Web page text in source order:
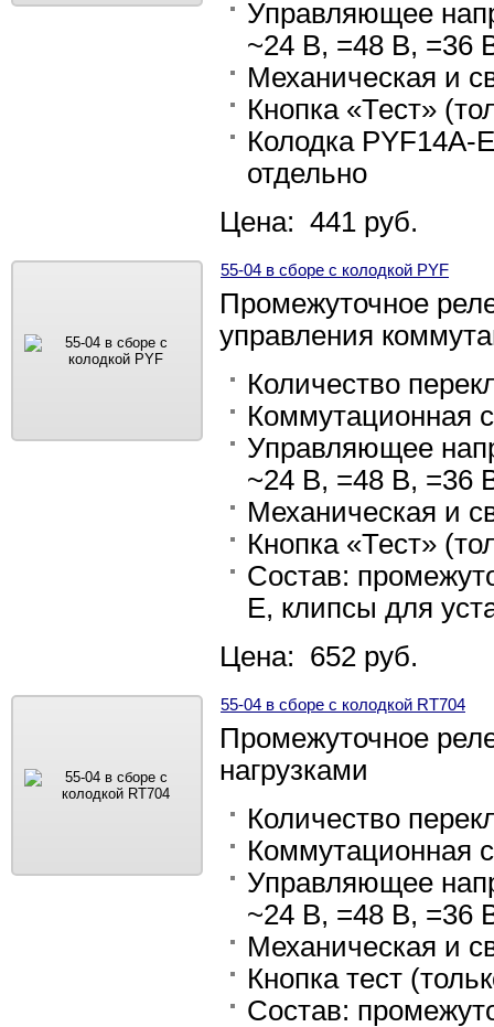
Управляющее
~24 В, =48 В, =36
Механическая и
Кнопка «Тест»
Колодка PYF14A-
отдельно
Цена: 441 руб.
55-04 в сборе с колодкой PYF
Промежуточное
управления
Количество
Коммутационная
Управляющее
~24 В, =48 В, =36
Механическая и
Кнопка «Тест»
Состав:
E, клипсы для
Цена: 652 руб.
55-04 в сборе с колодкой RT704
Промежуточное
нагрузками
Количество
Коммутационная
Управляющее
~24 В, =48 В, =36
Механическая и
Кнопка тест
Состав: